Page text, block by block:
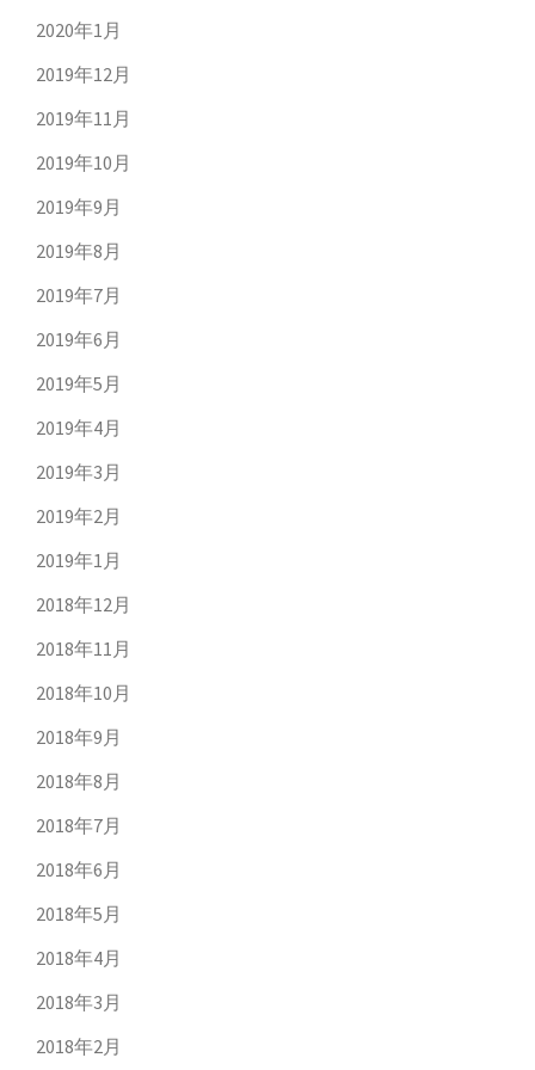
2020年1月
2019年12月
2019年11月
2019年10月
2019年9月
2019年8月
2019年7月
2019年6月
2019年5月
2019年4月
2019年3月
2019年2月
2019年1月
2018年12月
2018年11月
2018年10月
2018年9月
2018年8月
2018年7月
2018年6月
2018年5月
2018年4月
2018年3月
2018年2月